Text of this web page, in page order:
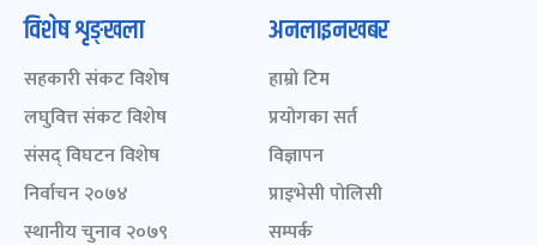
विशेष शृङ्खला
सहकारी संकट विशेष
लघुवित्त संकट विशेष
संसद् विघटन विशेष
निर्वाचन २०७४
स्थानीय चुनाव २०७९
अनलाइनखबर
हाम्रो टिम
प्रयोगका सर्त
विज्ञापन
प्राइभेसी पोलिसी
सम्पर्क